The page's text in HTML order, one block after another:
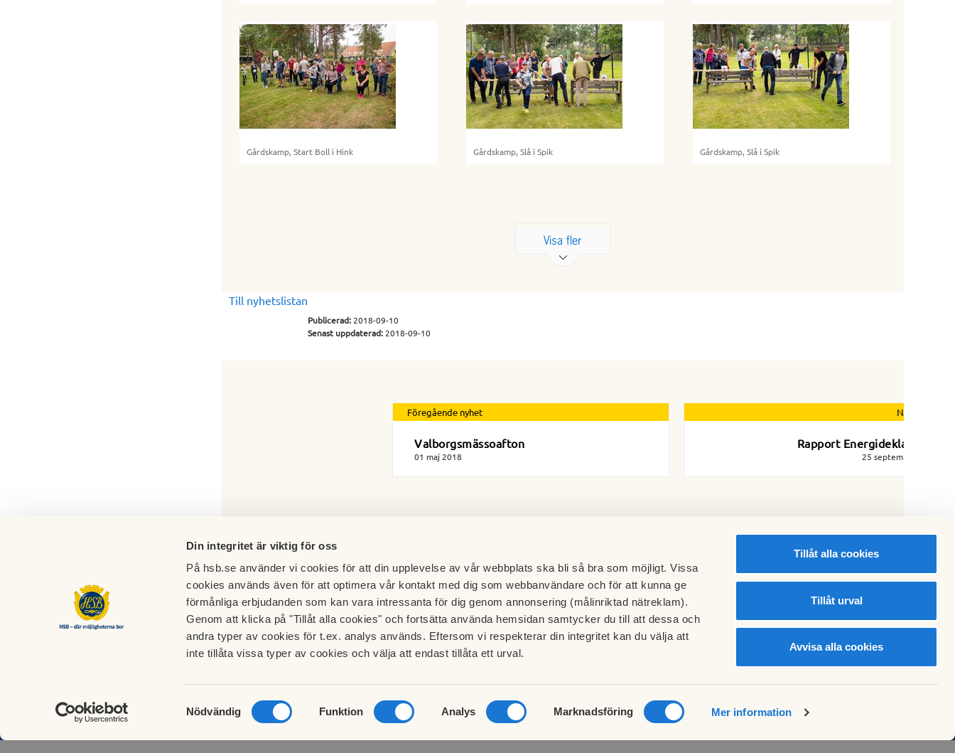
Din integritet är viktig för oss
På hsb.se använder vi cookies för att din upplevelse av vår webbplats ska bli så bra som möjligt. Vissa
cookies används även för att optimera vår kontakt med dig som webbanvändare och för att kunna ge
förmånliga erbjudanden som kan vara intressanta för dig genom annonsering (målinriktad nätreklam).
Genom att klicka på "Tillåt alla cookies" och fortsätta använda hemsidan samtycker du till att dessa och
andra typer av cookies för t.ex. analys används. Eftersom vi respekterar din integritet kan du välja att
inte tillåta vissa typer av cookies och välja att endast tillåta ett urval.
Samtyckesval
Nödvändig Funktion Analys Marknadsföring Mer information
Tillåt alla cookies
Tillåt urval
Avvisa alla cookies
Gårdskamp, Start Boll i Hink Gårdskamp, Slå i Spik Gårdskamp, Slå i Spik
Visa fler
Till nyhetslistan
Publicerad: 2018-09-10
Senast uppdaterad: 2018-09-10
Föregående nyhet
Valborgsmässoafton
01 maj 2018
Nästa nyhet
Rapport Energideklaration
25 september 2019
BRF Polstjärnan
HSB:S BRF POLSTJÄRNAN I GÄVLE
802 70 GÄVLE
E-post:
brfpolstjarnan@gmail.com
Besök HSB.se
Cookieinställningar